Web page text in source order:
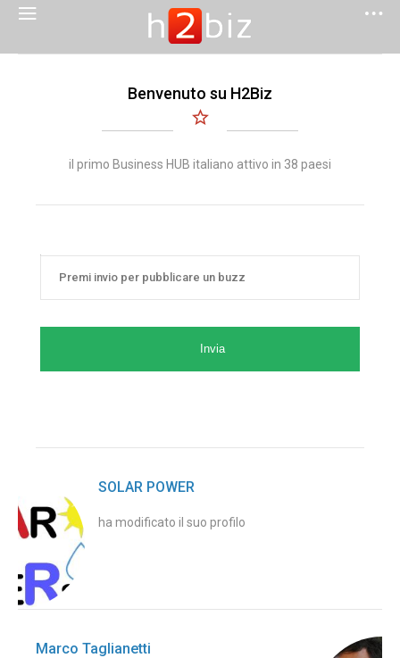
Benvenuto su H2Biz
il primo Business HUB italiano attivo in 38 paesi
Invia
SOLAR POWER
ha modificato il suo profilo
Marco Taglianetti